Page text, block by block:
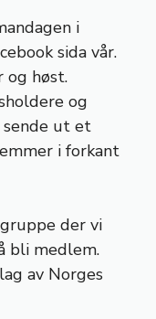
i
sida vår.
og høst.
og
ut et
i forkant
der vi
bli medlem.
av Norges